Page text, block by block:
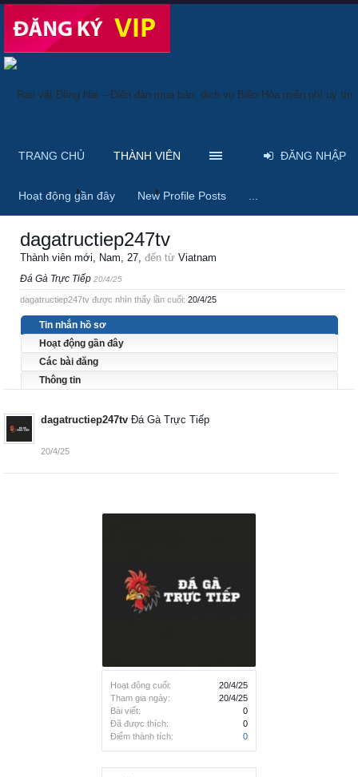
Trang chủ Thành viên dagatructiep247tv
Hoạt động cuối:
20/4/25
Tham gia ngày:
20/4/25
Bài viết:
0
Đã được thích:
0
Điểm thành tích:
0
dagatructiep247tv
Thành viên mới, Nam, 27, đến từ Viatnam
Đá Gà Trực Tiếp 20/4/25
dagatructiep247tv được nhìn thấy lần cuối: 20/4/25
Tin nhắn hồ sơ
Hoạt động gần đây
Các bài đăng
Thông tin
dagatructiep247tv Đá Gà Trực Tiếp
20/4/25
TRANG CHỦ THÀNH VIÊN
Hoạt động gần đây New Profile Posts
ĐĂNG NHẬP